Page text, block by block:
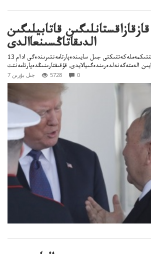
قاتابيلىگىن
الدىقاتاڭسىنعاالدى
13 ناۋرىزدا اقش مەملاقشتتىكمەملەكەتتىكتى جىل سايىندەپارتامەنتىرىندەگى ادام
7 جىل بۇرىن 5728 0